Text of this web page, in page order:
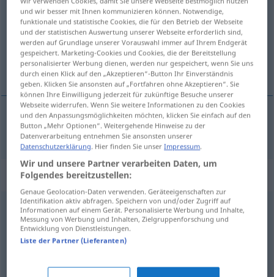
Übersicht aller Übersetzungen
(Für mehr Details die Übersetzung anklicken/antippen)
obećati
obećati(-ećavati) zusichern
Synonyme für "zusichern"
zusagen,beteuern,versichern
garantieren
und wir besser mit Ihnen kommunizieren können. Notwendige,
funktionale und statistische Cookies, die für den Betrieb der Webseite
und der statistischen Auswertung unserer Webseite erforderlich sind,
werden auf Grundlage unserer Vorauswahl immer auf Ihrem Endgerät
gespeichert. Marketing-Cookies und Cookies, die der Bereitstellung
personalisierter Werbung dienen, werden nur gespeichert, wenn Sie uns
durch einen Klick auf den „Akzeptieren“-Button Ihr Einverständnis
geben. Klicken Sie ansonsten auf „Fortfahren ohne Akzeptieren“. Sie
können Ihre Einwilligung jederzeit für zukünftige Besuche unserer
Webseite widerrufen. Wenn Sie weitere Informationen zu den Cookies
und den Anpassungsmöglichkeiten möchten, klicken Sie einfach auf den
Button „Mehr Optionen“. Weitergehende Hinweise zu der
Datenverarbeitung entnehmen Sie ansonsten unserer
Datenschutzerklärung. Hier finden Sie unserImpressum.
Wir und unsere Partner verarbeiten Daten, um
Folgendes bereitzustellen:
Genaue Geolocation-Daten verwenden. Geräteeigenschaften zur
Identifikation aktiv abfragen. Speichern von und/oder Zugriff auf
Informationen auf einem Gerät. Personalisierte Werbung und Inhalte,
Messung von Werbung und Inhalten, Zielgruppenforschung und
Entwicklung von Dienstleistungen.
Liste der Partner (Lieferanten)